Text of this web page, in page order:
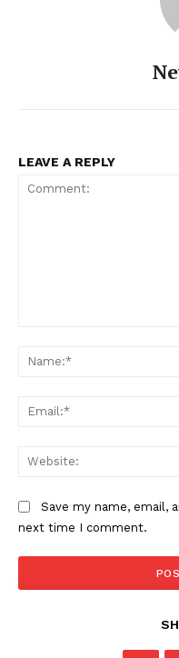
LEAVE A REPLY
Save my name, email,
next time I comment.